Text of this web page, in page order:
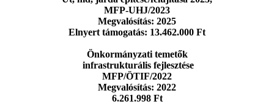
MFP-UHJ/2023
Megvalósítás: 2025
Elnyert támogatás: 13.462.000 Ft
Önkormányzati temetők
infrastrukturális fejlesztése
MFP/ÖTIF/2022
Megvalósítás: 2022
6.261.998 Ft